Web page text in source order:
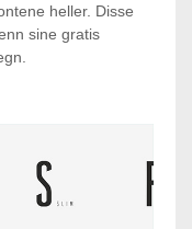
heller. Disse
sine gratis